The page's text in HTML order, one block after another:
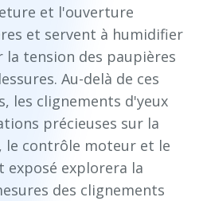
et l'ouverture
et servent à humidifier
la tension des paupières
Au-delà de ces
les clignements d'yeux
précieuses sur la
le contrôle moteur et le
exposé explorera la
des clignements